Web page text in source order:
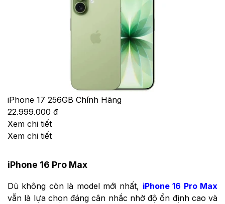
iPhone 17 256GB Chính Hãng
22.999.000 đ
Xem chi tiết
Xem chi tiết
iPhone 16 Pro Max
Dù không còn là model mới nhất, iPhone 16 Pro Max
vẫn là lựa chọn đáng cân nhắc nhờ độ ổn định cao và